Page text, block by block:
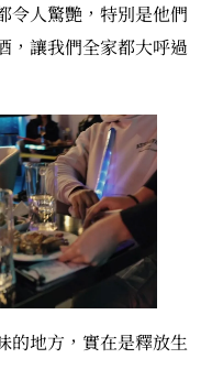
令人驚艷，特別是他們
，讓我們全家都大呼過
的地方，實在是釋放生